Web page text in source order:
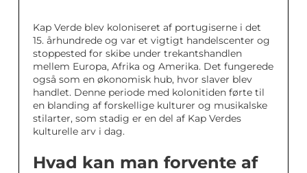
Kap Verde blev koloniseret af portugiserne i det
15. århundrede og var et vigtigt handelscenter og
stoppested for skibe under trekantshandlen
mellem Europa, Afrika og Amerika. Det fungerede
også som en økonomisk hub, hvor slaver blev
handlet. Denne periode med kolonitiden førte til
en blanding af forskellige kulturer og musikalske
stilarter, som stadig er en del af Kap Verdes
kulturelle arv i dag.
Hvad kan man forvente af